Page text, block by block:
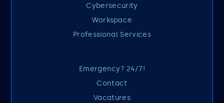
Cybersecurity
Workspace
Professional Services
Emergency? 24/7!
Contact
Vacatures